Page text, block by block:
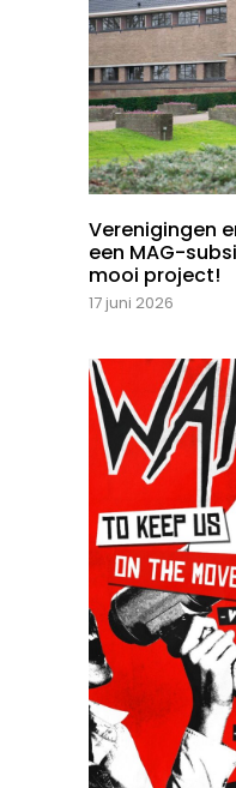
Verenigingen
een MAG-
mooi project!
17 juni 2026